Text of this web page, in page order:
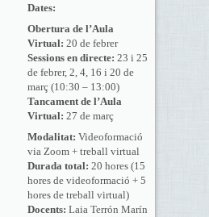
Dates:
Obertura de l’Aula
Virtual: 20 de febrer
Sessions en directe: 23 i 25
de febrer, 2, 4, 16 i 20 de
març (10:30 – 13:00)
Tancament de l’Aula
Virtual: 27 de març
Modalitat: Videoformació
via Zoom + treball virtual
Durada total: 20 hores (15
hores de videoformació + 5
hores de treball virtual)
Docents: Laia Terrón Marín